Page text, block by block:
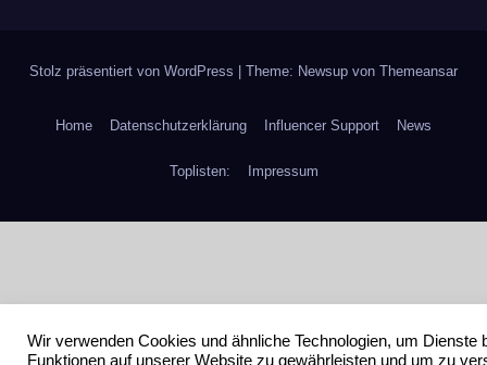
Stolz präsentiert von WordPress Theme: Newsup von Themeansar
Home Datenschutzerklärung Influencer Support News
Toplisten: Impressum
Wir verwenden Cookies und ähnliche Technologien, um Dienste
Funktionen auf unserer Website zu gewährleisten und um zu